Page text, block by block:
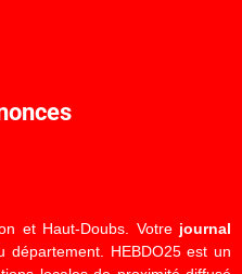
et Haut-Doubs. Votre journal
HEBDO25 est un